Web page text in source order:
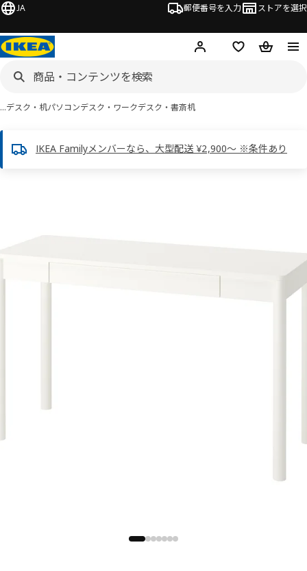
JA 郵便番号を入力 ストアを選択
ログイン・新規入会
欲しいものリスト
カート
…デスク・机パソコンデスク・ワークデスク・書斎机
IKEA Familyメンバーなら、大型配送 ¥2,900～ ※条件あり